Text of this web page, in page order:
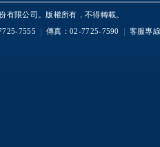
限公司。版權所有，不得轉載。
7555 傳真：02-7725-7590 客服專